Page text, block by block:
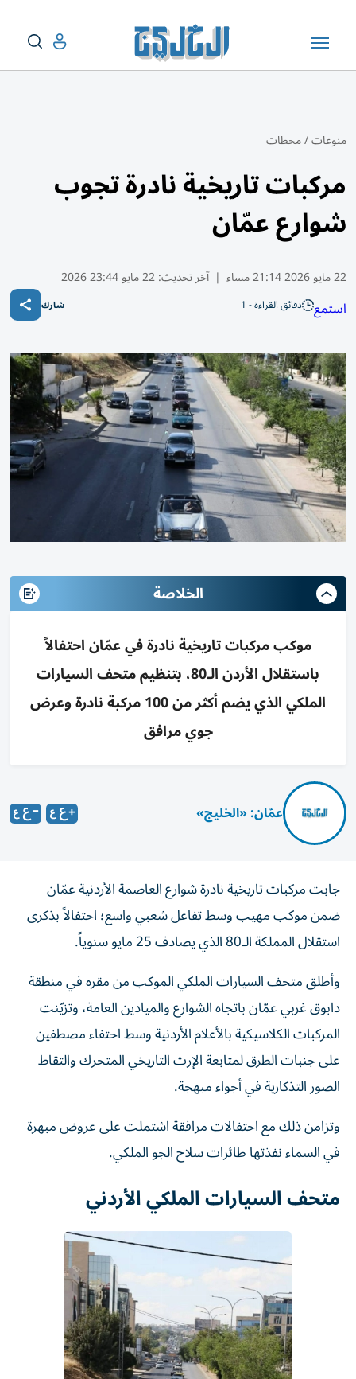
منوعات/محطات
مركبات تاريخية نادرة تجوب
شوارع عمّان
22 مايو 2026 21:14 مساء | آخر تحديث:22 مايو 23:44 2026
استمع دقائق القراءة - 1 شارك
الخلاصة
موكب مركبات تاريخية نادرة في عمّان احتفالاً
باستقلال الأردن الـ80، بتنظيم متحف السيارات
الملكي الذي يضم أكثر من 100 مركبة نادرة وعرض
جوي مرافق
عمّان: «الخليج»
جابت مركبات تاريخية نادرة شوارع العاصمة الأردنية عمّان
ضمن موكب مهيب وسط تفاعل شعبي واسع؛ احتفالاً بذكرى
استقلال المملكة الـ80 الذي يصادف 25 مايو سنوياً.
وأطلق متحف السيارات الملكي الموكب من مقره في منطقة
دابوق غربي عمّان باتجاه الشوارع والميادين العامة، وتزيّنت
المركبات الكلاسيكية بالأعلام الأردنية وسط احتفاء مصطفين
على جنبات الطرق لمتابعة الإرث التاريخي المتحرك والتقاط
الصور التذكارية في أجواء مبهجة.
وتزامن ذلك مع احتفالات مرافقة اشتملت على عروض مبهرة
في السماء نفذتها طائرات سلاح الجو الملكي.
متحف السيارات الملكي الأردني